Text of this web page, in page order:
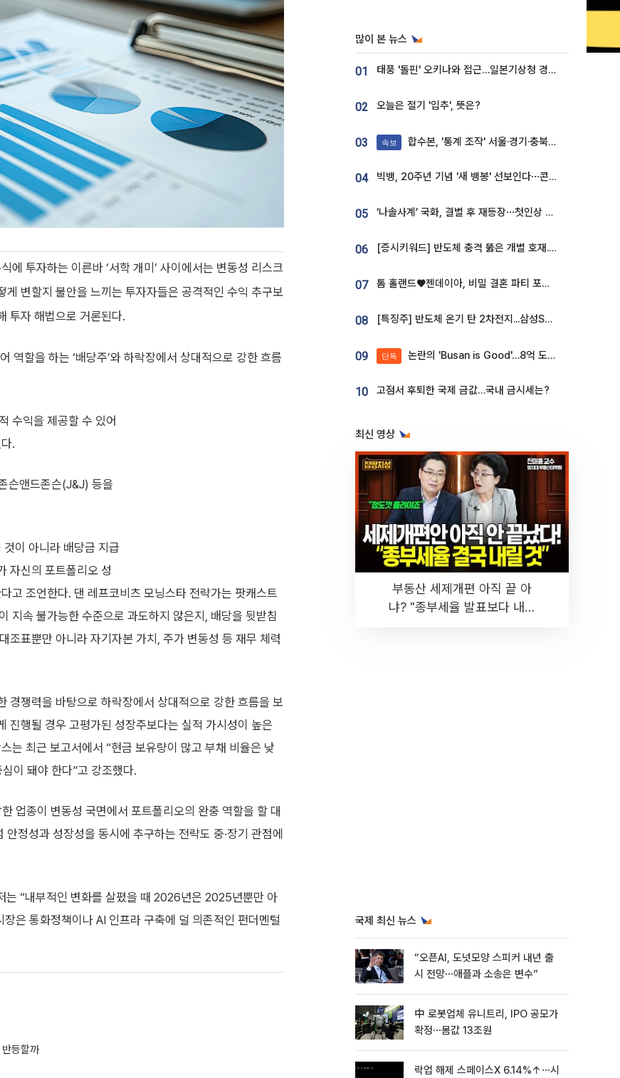
투자하는 이른바 ‘서학 개미’ 사이에서는 변동성 리스크
변할지 불안을 느끼는 투자자들은 공격적인 수익 추구보
투자 해법으로 거론된다.
역할을 하는 ‘배당주’와 하락장에서 상대적으로 강한 흐름
수익을 제공할 수 있어
.
슨앤드존슨(J&J) 등을
이 아니라 배당금 지급
자신의 포트폴리오 성
고 조언한다. 댄 레프코비츠 모닝스타 전략가는 팟캐스트
지속 불가능한 수준으로 과도하지 않은지, 배당을 뒷받침
표뿐만 아니라 자기자본 가치, 주가 변동성 등 재무 체력
경쟁력을 바탕으로 하락장에서 상대적으로 강한 흐름을 보
진행될 경우 고평가된 성장주보다는 실적 가시성이 높은
는 최근 보고서에서 “현금 보유량이 많고 부채 비율은 낮
이 돼야 한다”고 강조했다.
업종이 변동성 국면에서 포트폴리오의 완충 역할을 할 대
정성과 성장성을 동시에 추구하는 전략도 중·장기 관점에
는 “내부적인 변화를 살폈을 때 2026년은 2025년뿐만 아
은 통화정책이나 AI 인프라 구축에 덜 의존적인 펀더멘털
등할까
많이 본 뉴스
01 태풍 '돌핀' 오키나와 접근…일본기상청 경로 업데이트
02 오늘은 절기 '입추', 뜻은?
03 속보 합수본, '통계 조작' 서울·경기·충북 선관위 등 추가 압수수색
04 빅뱅, 20주년 기념 '새 뱅봉' 선보인다⋯콘서트 앞두고 팝업 개최
05 ‘나솔사계’ 국화, 결별 후 재등장⋯첫인상 투표 휩쓸고 ‘인기녀’ 등극
06 [증시키워드] 반도체 충격 뚫은 개별 호재...포스코퓨처엠·에코프로·한화솔루션 '눈길'
07 톰 홀랜드♥젠데이아, 비밀 결혼 파티 포착⋯호텔 대관비만 9억
08 [특징주] 반도체 온기 탄 2차전지...삼성SDI, 장 초반 7% 넘게 껑충
09 단독 논란의 'Busan is Good'…8억 도시브랜드, 용산 대통령실 CI 업체가 수행
10 고점서 후퇴한 국제 금값…국내 금시세는?
최신 영상
부동산 세제개편 아직 끝 아
냐? "종부세율 발표보다 내릴
국제 최신 뉴스
“오픈AI, 도넛모양 스피커 내년 출
시 전망⋯애플과 소송은 변수”
中 로봇업체 유니트리, IPO 공모가
확정⋯몸값 13조원
락업 해제 스페이스X 6.14%↑⋯시